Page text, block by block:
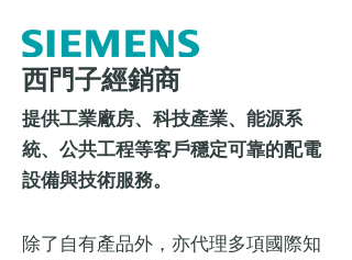
西門子經銷商
提供工業廠房、科技產業、能源系
統、公共工程等客戶穩定可靠的配電
設備與技術服務。
除了自有產品外，亦代理多項國際知